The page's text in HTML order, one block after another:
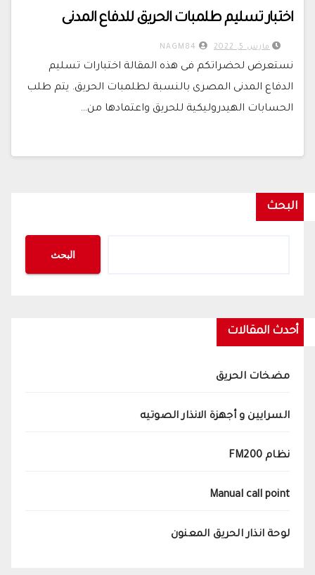
اختبار تسليم طلمبات الحريق للدفاع المدنى
مارس 5, 2022
نستعرض لحضراتكم فى هذه المقالة اختبارات تسليم
الدفاع المدنى المصرى بالنسبة لطلمبات الحريق. يتم طلب
الحسابات الهيدروليكية للحريق واعتمادها من…
البحث
البحث
أحدث المقالات
مضخات الحريق
السرايين و أجهزة الانذار الصوتيه
نظام FM200
Manual call point
لوحة انذار الحريق المعنون